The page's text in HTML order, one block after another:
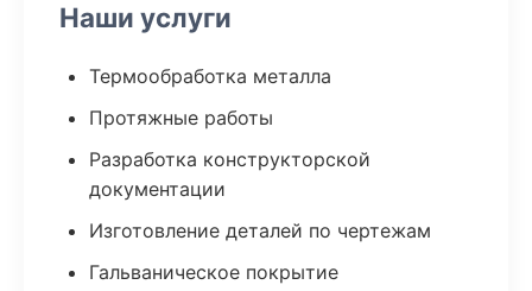
Наши услуги
Термообработка металла
Протяжные работы
Разработка конструкторской
документации
Изготовление деталей по чертежам
Гальваническое покрытие